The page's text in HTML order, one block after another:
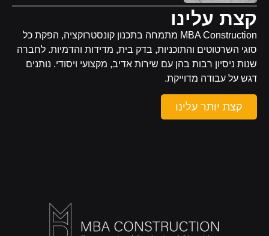
קצת עלינו
MBA Construction מתמחה בתכנון קונסטרוקציה, הפקת כל
סוגי השרטוטים והתוכניות, בדק בית, מדידות והדמיות. לחברה
שנות ניסיון רבות בהן עם שירות אדיב, מקצועי ויסודי. נותנים
דגש על עבודה מדוייקת.
קצת יותר עלינו